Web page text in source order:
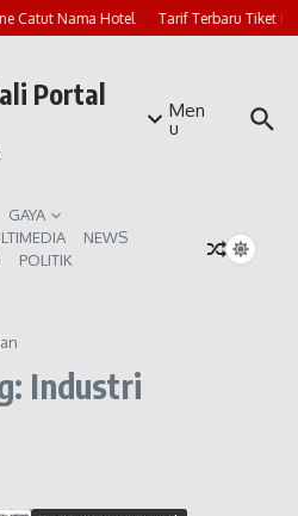
Catut Nama Hotel Tarif Terbaru Tiket
Portal
Men
u
GAYA
NEWS
POLITIK
Industri